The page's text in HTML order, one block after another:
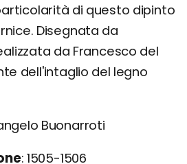
di questo dipinto
Disegnata da
da Francesco del
dell'intaglio del legno
Buonarroti
1505-1506